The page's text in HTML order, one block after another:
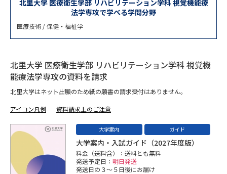
大学入学共通テスト「受験上の
配慮案内」の請求
高等学校（情報）教員資格認定
試験
大学で学べる内容や特徴を調べる
北里大学 医療衛生学部 リハビリテーション学科 視覚機能療
法学専攻で学べる学問分野
医療技術 / 保健・福祉学
北里大学 医療衛生学部 リハビリテーション学科 視覚機
能療法学専攻の資料を請求
北里大学はネット出願のため紙の願書の請求受付はありません。
アイコン凡例 資料請求上のご注意
大学案内 ガイド
大学案内・入試ガイド（2027年度版）
料金（送料含）：送料とも無料
発送予定日： 明日発送
発送日の３～５日後にお届け